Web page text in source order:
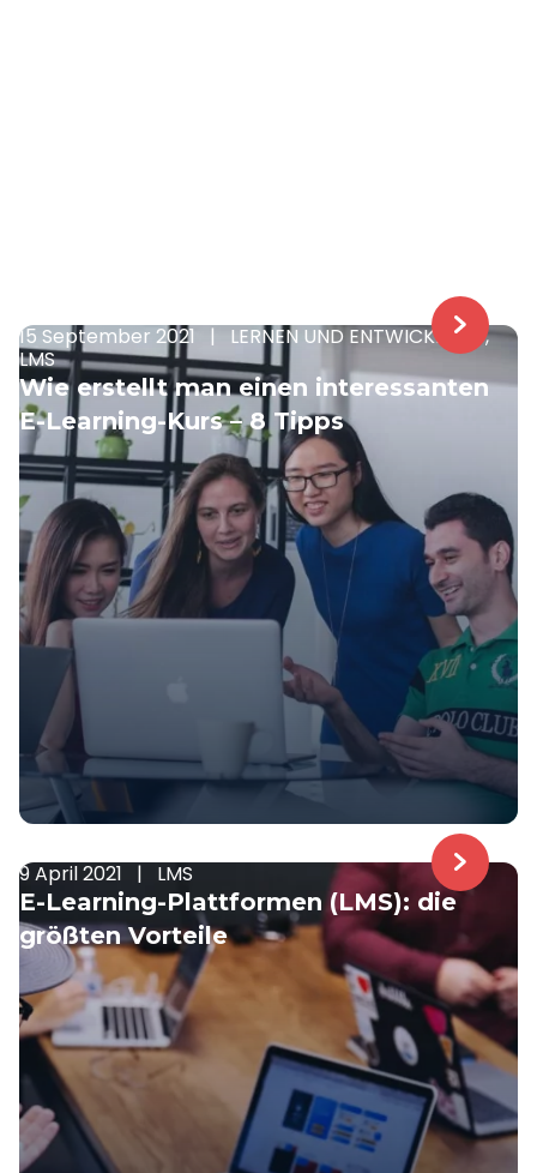
15 September 2021 |
LERNEN UND ENTWICKLUNG,
LMS
Wie erstellt man einen interessanten
E-Learning-Kurs – 8 Tipps
9 April 2021 | LMS
E-Learning-Plattformen (LMS): die
größten Vorteile